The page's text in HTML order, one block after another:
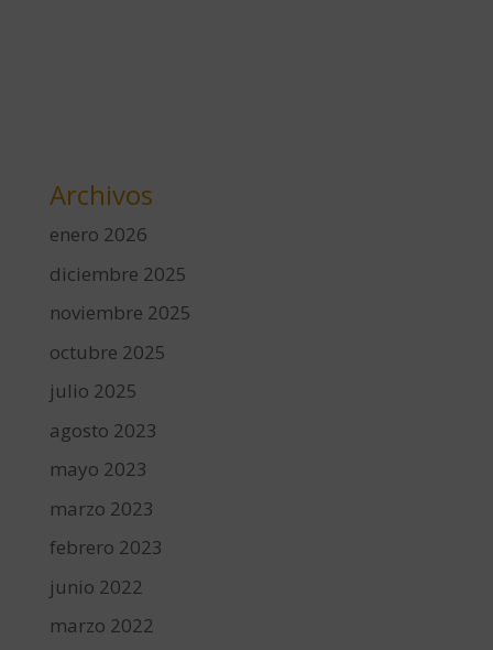
Archivos
enero 2026
diciembre 2025
noviembre 2025
octubre 2025
julio 2025
agosto 2023
mayo 2023
marzo 2023
febrero 2023
junio 2022
marzo 2022